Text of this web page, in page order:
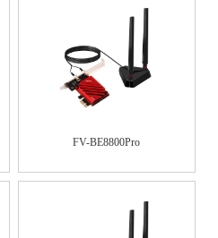
FV-BE8800Pro